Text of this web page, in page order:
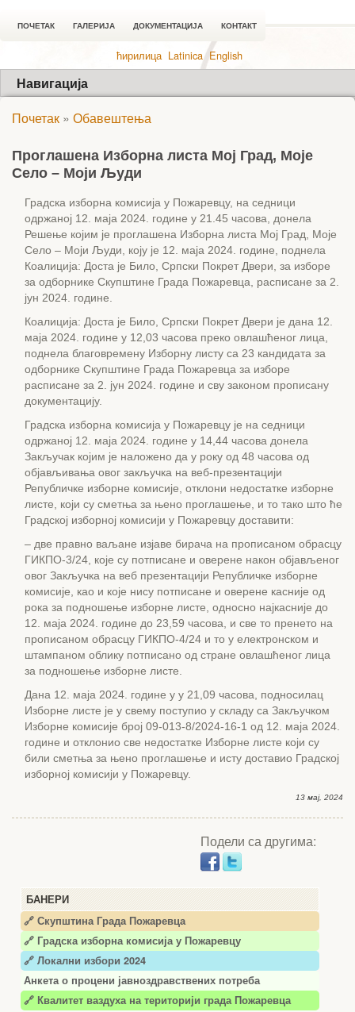
ПОЧЕТАК ГАЛЕРИЈА ДОКУМЕНТАЦИЈА КОНТАКТ
ћирилица Latinica English
Навигација
БАНЕРИ
🔗 Скупштина Града Пожаревца
🔗 Градска изборна комисија у Пожаревцу
🔗 Локални избори 2024
Анкета о процени јавноздравствених потреба
🔗 Квалитет ваздуха на територији града Пожаревца
Почетак » Обавештења
Проглашена Изборна листа Мој Град, Моје
Село – Моји Људи
Градска изборна комисија у Пожаревцу, на седници
одржаној 12. маја 2024. године у 21.45 часова, донела
Решење којим је проглашена Изборна листа Мој Град, Моје
Село – Моји Људи, коју је 12. маја 2024. године, поднела
Коалиција: Доста је Било, Српски Покрет Двери, за изборе
за одборнике Скупштине Града Пожаревца, расписане за 2.
јун 2024. године.
Коалиција: Доста је Било, Српски Покрет Двери је дана 12.
маја 2024. године у 12,03 часова преко овлашћеног лица,
поднела благовремену Изборну листу са 23 кандидата за
одборнике Скупштине Града Пожаревца за изборе
расписане за 2. јун 2024. године и сву законом прописану
документацију.
Градска изборна комисија у Пожаревцу је на седници
одржаној 12. маја 2024. године у 14,44 часова донела
Закључак којим је наложено да у року од 48 часова од
објављивања овог закључка на веб-презентацији
Републичке изборне комисије, отклони недостатке изборне
листе, који су сметња за њено проглашење, и то тако што ће
Градској изборној комисији у Пожаревцу доставити:
– две правно ваљане изјаве бирача на прописаном обрасцу
ГИКПО-3/24, које су потписане и оверене након објављeног
овог Закључка на веб презентацији Републичке изборне
комисије, као и које нису потписане и оверене касније од
рока за подношење изборне листе, односно најкасније до
12. маја 2024. године до 23,59 часова, и све то пренето на
прописаном обрасцу ГИКПО-4/24 и то у електронском и
штампаном облику потписано од стране овлашћеног лица
за подношење изборне листе.
Дана 12. маја 2024. године у у 21,09 часова, подносилац
Изборне листе је у свему поступио у складу са Закључком
Изборне комисије број 09-013-8/2024-16-1 од 12. маја 2024.
године и отклонио све недостатке Изборне листе који су
били сметња за њено проглашење и исту доставио Градској
изборној комисији у Пожаревцу.
13 мај, 2024
Подели са другима: